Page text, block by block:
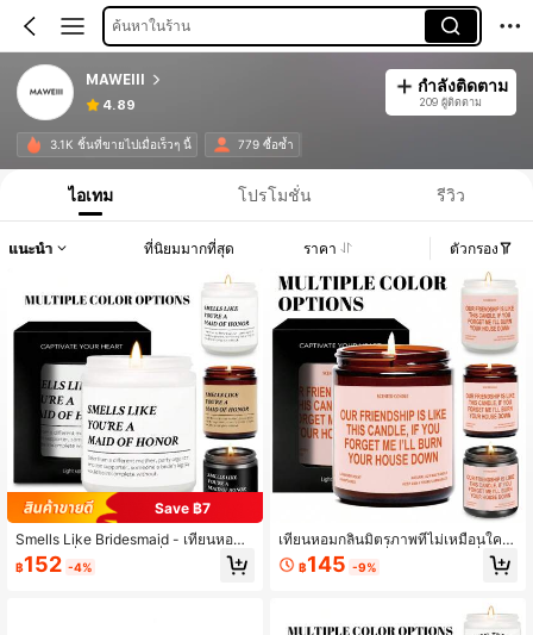
ค้นหาในร้าน
MAWEIII
4.89
กำลังติดตาม
209 ผู้ติดตาม
3.1K ชิ้นที่ขายไปเมื่อเร็วๆ นี้ 779 ซื้อซ้ำ
ไอเทม โปรโมชั่น รีวิว
แนะนำ ที่นิยมมากที่สุด ราคา ตัวกรอง
Save ฿7
Smells Like Bridesmaid - เทียนหอม,
ข้อเสนอเพื่อนเจ้าสาว, เพื่อนสนิท/น้องส
าว, เพื่อนเจ้าสาว, การหมั้นหมาย, การว
฿152 -4%
เทียนหอมกลิ่นมิตรภาพที่ไม่เหมือนใคร
ของขวัญสำหรับเพื่อนสนิทหญิง เพื่อนร่ว
มงาน เพื่อนซี้ เหมาะสำหรับของขวัญแส
วันเกิด รับปริญญา ของขวัญวันคริสต์มา
฿145 -9%